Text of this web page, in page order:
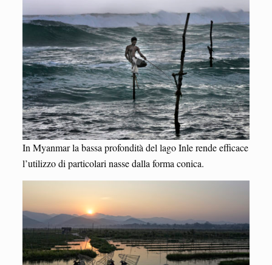
In Myanmar la bassa profondità del lago Inle rende efficace
l’utilizzo di particolari nasse dalla forma conica.